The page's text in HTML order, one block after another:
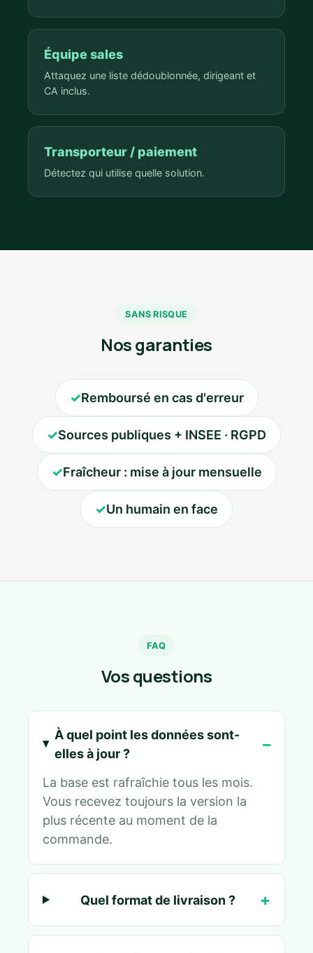
Équipe sales
Attaquez une liste dédoublonnée, dirigeant et
CA inclus.
Transporteur / paiement
Détectez qui utilise quelle solution.
SANS RISQUE
Nos garanties
✓Remboursé en cas d'erreur
✓Sources publiques + INSEE · RGPD
✓Fraîcheur : mise à jour mensuelle
✓Un humain en face
FAQ
Vos questions
À quel point les données sont-
elles à jour ?
La base est rafraîchie tous les mois.
Vous recevez toujours la version la
plus récente au moment de la
commande.
Quel format de livraison ?